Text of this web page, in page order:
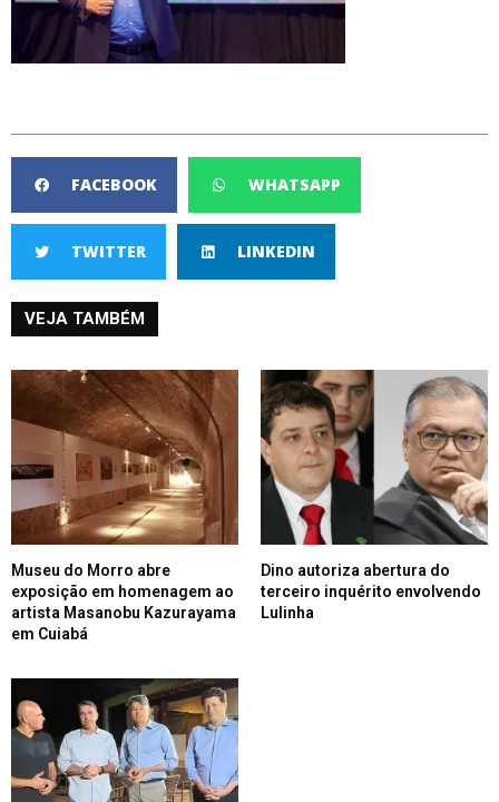
FACEBOOK WHATSAPP
TWITTER LINKEDIN
VEJA TAMBÉM
Museu do Morro abre
exposição em homenagem ao
artista Masanobu Kazurayama
em Cuiabá
Dino autoriza abertura do
terceiro inquérito envolvendo
Lulinha